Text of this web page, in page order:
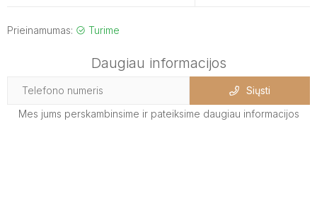
Prieinamumas: Turime
Daugiau informacijos
Siųsti
Mes jums perskambinsime ir pateiksime daugiau informacijos